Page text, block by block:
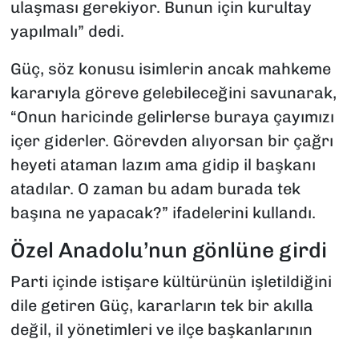
ulaşması gerekiyor. Bunun için kurultay
yapılmalı” dedi.
Güç, söz konusu isimlerin ancak mahkeme
kararıyla göreve gelebileceğini savunarak,
“Onun haricinde gelirlerse buraya çayımızı
içer giderler. Görevden alıyorsan bir çağrı
heyeti ataman lazım ama gidip il başkanı
atadılar. O zaman bu adam burada tek
başına ne yapacak?” ifadelerini kullandı.
Özel Anadolu’nun gönlüne girdi
Parti içinde istişare kültürünün işletildiğini
dile getiren Güç, kararların tek bir akılla
değil, il yönetimleri ve ilçe başkanlarının